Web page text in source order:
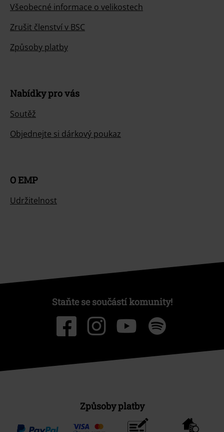
Všeobecné informace o velikostech
Zrušit členství v BSC
Způsoby platby
Nabídky pro vás
Soutěž
Objednejte si dárkový poukaz
O EMP
Udržitelnost
Staňte se součástí komunity!
Způsoby platby